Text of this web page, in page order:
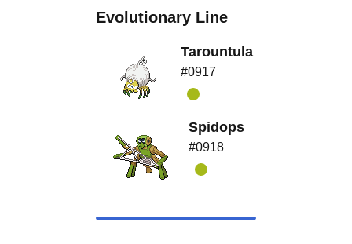
Evolutionary Line
Tarountula
#0917
Spidops
#0918